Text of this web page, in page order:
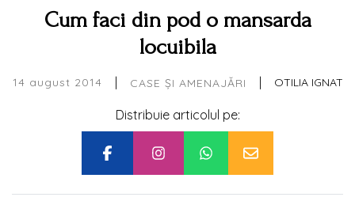
Cum faci din pod o mansarda
locuibila
14 august 2014 | CASE ȘI AMENAJĂRI | OTILIA IGNAT
Distribuie articolul pe: